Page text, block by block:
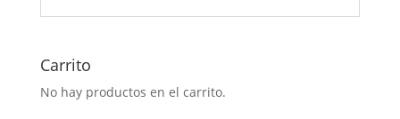
Carrito
No hay productos en el carrito.